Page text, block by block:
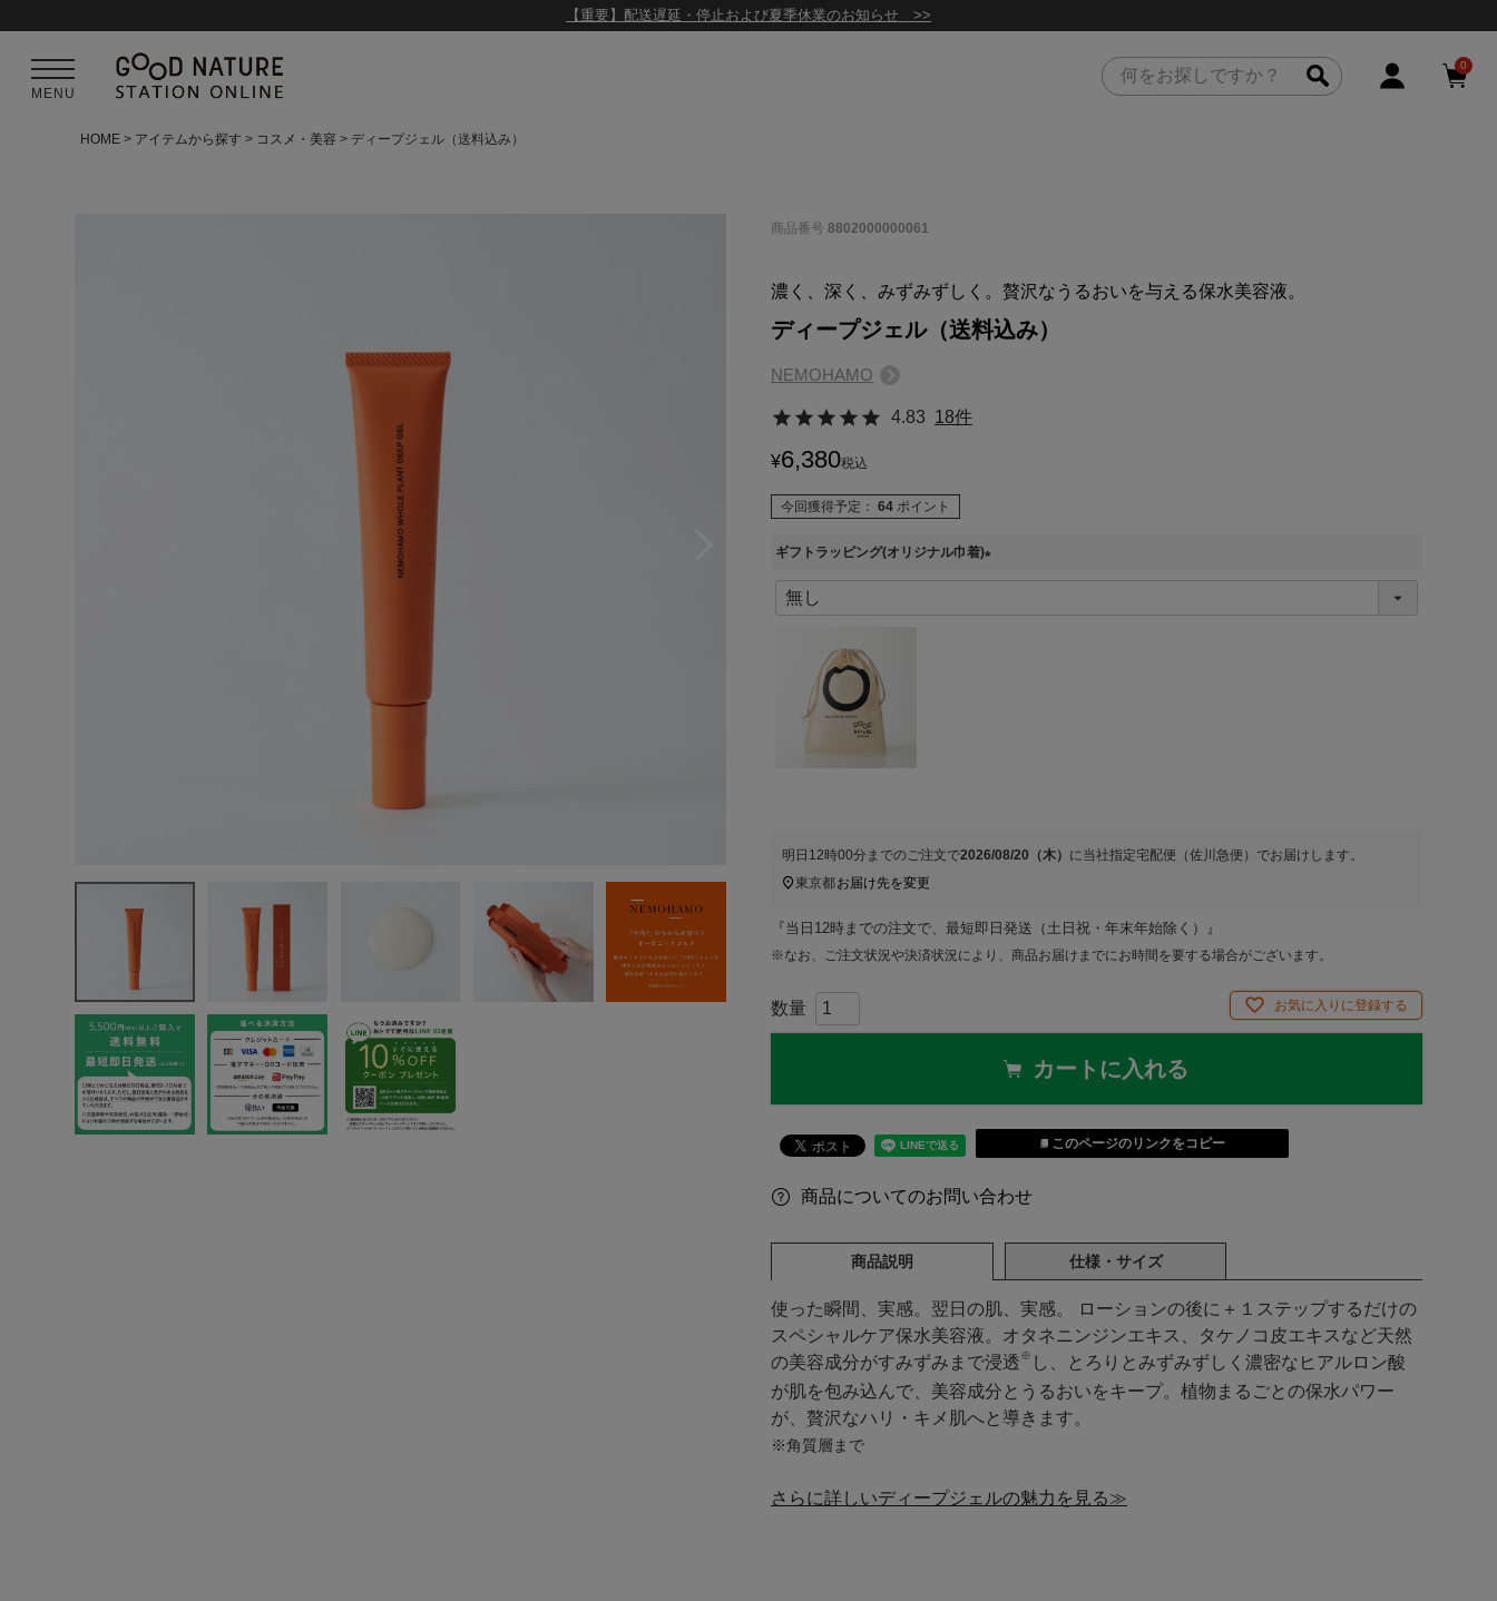
【重要】配送遅延・停止および夏季休業のお知らせ >>
MENU
0
HOME アイテムから探す コスメ・美容 ディープジェル（送料込み）
商品番号 8802000000061
濃く、深く、みずみずしく。贅沢なうるおいを与える保水美容液。
ディープジェル（送料込み）
NEMOHAMO
4.83 18件
¥6,380税込
今回獲得予定： 64 ポイント
ギフトラッピング(オリジナル巾着)
(
明日 12時00分 までのご注文で2026/08/20（木） に当社指定宅配便（佐川急便） でお届けします。
東京都お届け先を変更
『当日12時までの注文で、最短即日発送（土日祝・年末年始除く）』
※なお、ご注文状況や決済状況により、商品お届けまでにお時間を要する場合がございます。
お気に入りに登録する
カートに入れる
このページのリンクをコピー
商品についてのお問い合わせ
商品説明 仕様・サイズ
使った瞬間、実感。翌日の肌、実感。 ローションの後に＋１ステップするだけの
スペシャルケア保水美容液。オタネニンジンエキス、タケノコ皮エキスなど天然
の美容成分がすみずみまで浸透※ し、とろりとみずみずしく濃密なヒアルロン酸
が肌を包み込んで、美容成分とうるおいをキープ。植物まるごとの保水パワー
が、贅沢なハリ・キメ肌へと導きます。
※角質層まで
さらに詳しいディープジェルの魅力を見る≫